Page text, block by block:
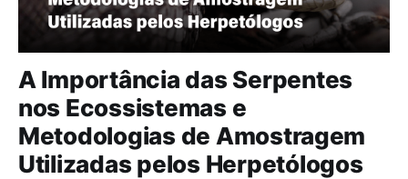
A Importância das Serpentes
nos Ecossistemas e
Metodologias de Amostragem
Utilizadas pelos Herpetólogos